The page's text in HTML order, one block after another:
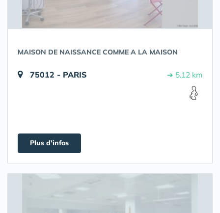
MAISON DE NAISSANCE COMME A LA MAISON
75012 - PARIS ➔ 5.12 km
Plus d'infos